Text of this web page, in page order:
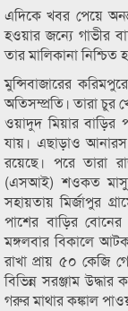
এদিকে খবর পেয়ে
হওয়ার জন্যে গাভীর
তার মালিকানা
মুন্সিবাজারের
অতিসম্প্রতি। তারা চুর
ওয়াদুদ মিয়ার
যায়। এছাড়াও
রয়েছে। পরে তারা
(এসআই) শওকত মাসুদ
সহায়তায় মির্জাপুর
পাশের বাড়ির
মঙ্গলবার বিকালে
রাখা প্রায় ৫০ কেজি
বিভিন্ন সরঞ্জাম
গরুর মাথার কঙ্কাল